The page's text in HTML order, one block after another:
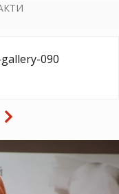
090